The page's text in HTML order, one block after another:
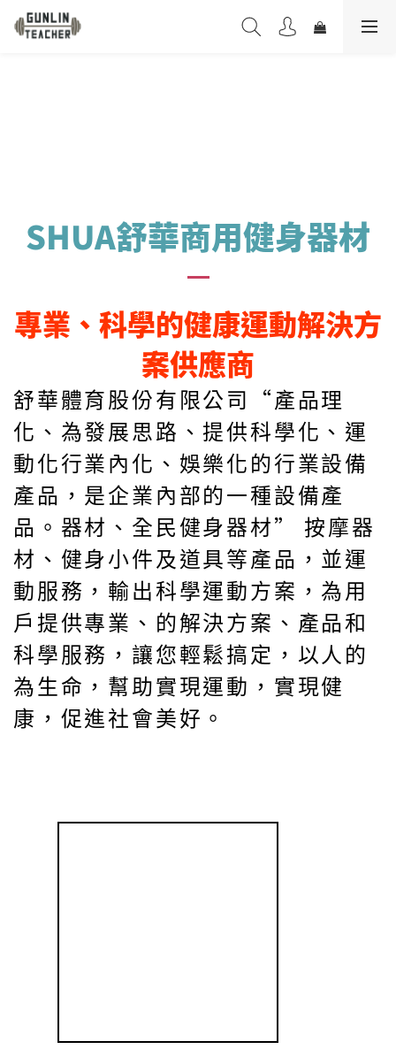
SHUA舒華商用健身器材
專業、科學的健康運動解決方
案供應商
舒華體育股份有限公司“產品理
化、為發展思路、提供科學化、運
動化行業內化、娛樂化的行業設備
產品，是企業內部的一種設備產
品。器材、全民健身器材” 按摩器
材、健身小件及道具等產品，並運
動服務，輸出科學運動方案，為用
戶提供專業、的解決方案、產品和
科學服務，讓您輕鬆搞定，以人的
為生命，幫助實現運動，實現健
康，促進社會美好。